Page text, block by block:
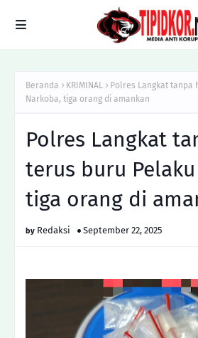
Beranda KRIMINAL
Polres Langkat tanpa
Narkoba, tiga orang di amankan
Polres Langkat
terus buru
tiga orang di
Redaksi September 22, 2025